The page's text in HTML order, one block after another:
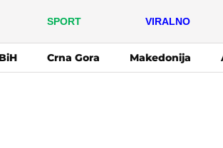
SPORT VIRALNO
BiH Crna Gora Makedonija